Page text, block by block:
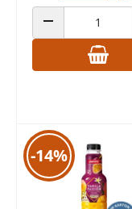
ANZAHL
-14%